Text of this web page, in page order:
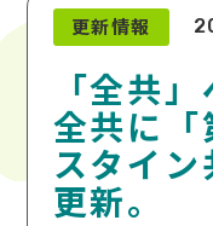
更新情報
「全共
全共に
スタイ
更新。